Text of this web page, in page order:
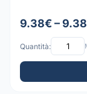
9.38€ –
Quantità: